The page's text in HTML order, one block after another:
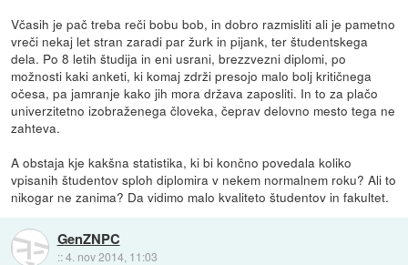
Včasih je pač treba reči bobu bob, in dobro razmisliti ali je pametno
vreči nekaj let stran zaradi par žurk in pijank, ter študentskega
dela. Po 8 letih študija in eni usrani, brezzvezni diplomi, po
možnosti kaki anketi, ki komaj zdrži presojo malo bolj kritičnega
očesa, pa jamranje kako jih mora država zaposliti. In to za plačo
univerzitetno izobraženega človeka, čeprav delovno mesto tega ne
zahteva.
A obstaja kje kakšna statistika, ki bi končno povedala koliko
vpisanih študentov sploh diplomira v nekem normalnem roku? Ali to
nikogar ne zanima? Da vidimo malo kvaliteto študentov in fakultet.
GenZNPC
::4. nov 2014, 11:03